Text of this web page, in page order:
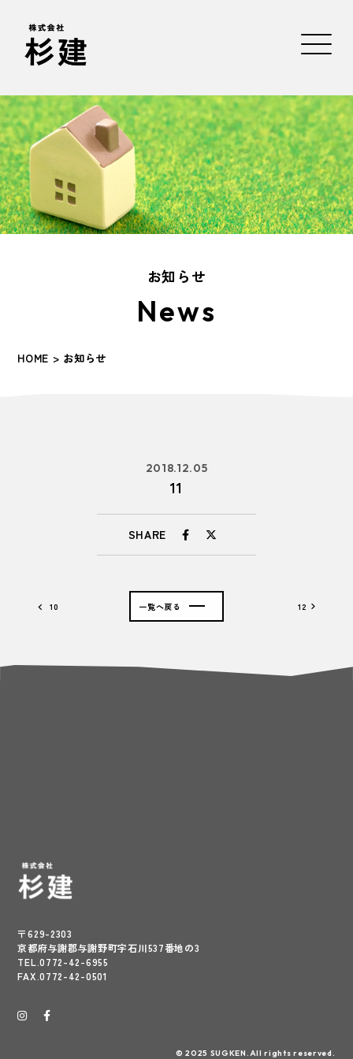
お知らせ
News
HOME > お知らせ
2018.12.05
11
SHARE
10 12
一覧へ戻る
〒629-2303
京都府与謝郡与謝野町字石川537番地の3
TEL.0772-42-6955
FAX.0772-42-0501
© 2025 SUGKEN.All rights reserved.